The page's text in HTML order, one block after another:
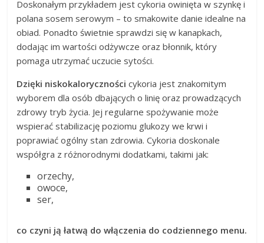
Doskonałym przykładem jest cykoria owinięta w szynkę i
polana sosem serowym – to smakowite danie idealne na
obiad. Ponadto świetnie sprawdzi się w kanapkach,
dodając im wartości odżywcze oraz błonnik, który
pomaga utrzymać uczucie sytości.
Dzięki niskokaloryczności cykoria jest znakomitym
wyborem dla osób dbających o linię oraz prowadzących
zdrowy tryb życia. Jej regularne spożywanie może
wspierać stabilizację poziomu glukozy we krwi i
poprawiać ogólny stan zdrowia. Cykoria doskonale
współgra z różnorodnymi dodatkami, takimi jak:
orzechy,
owoce,
ser,
co czyni ją łatwą do włączenia do codziennego menu.